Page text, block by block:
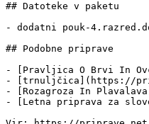
## Datoteke v paketu
- dodatni pouk-
## Podobne priprave
- [Pravljica O Brvi In
- [trnuljčica](https://
- [Rozagroza In
- [Letna priprava za